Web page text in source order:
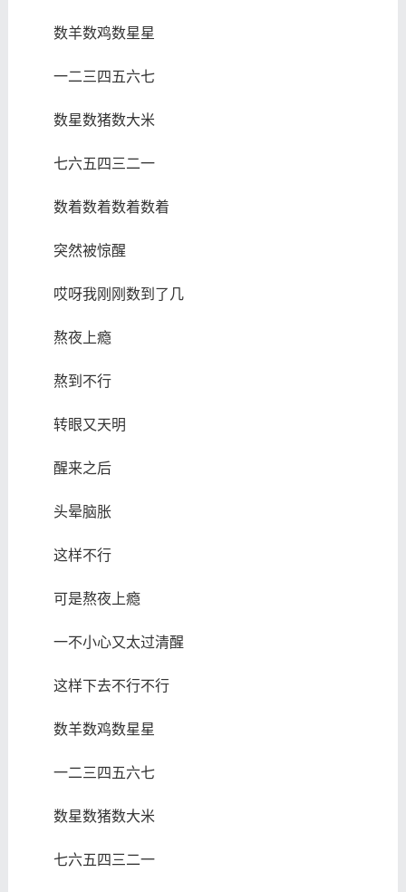
数羊数鸡数星星
一二三四五六七
数星数猪数大米
七六五四三二一
数着数着数着数着
突然被惊醒
哎呀我刚刚数到了几
熬夜上瘾
熬到不行
转眼又天明
醒来之后
头晕脑胀
这样不行
可是熬夜上瘾
一不小心又太过清醒
这样下去不行不行
数羊数鸡数星星
一二三四五六七
数星数猪数大米
七六五四三二一